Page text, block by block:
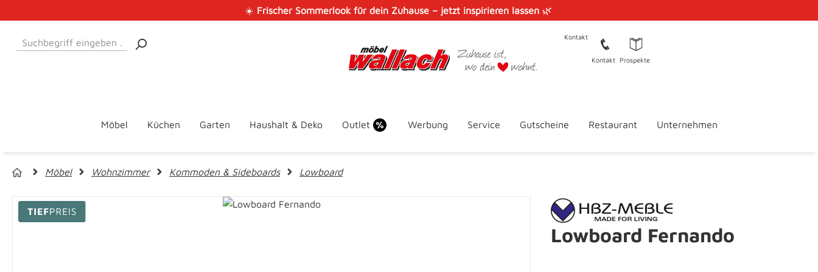
☀️ Frischer Sommerlook für dein Zuhause – jetzt inspirieren lassen 🌿
Kontakt
Kontakt Prospekte
Möbel Küchen Garten Haushalt & Deko Outlet Werbung Service Gutscheine Restaurant Unternehmen
Möbel Wohnzimmer Kommoden & Sideboards Lowboard
Bildergalerie überspringen
Lowboard Fernando